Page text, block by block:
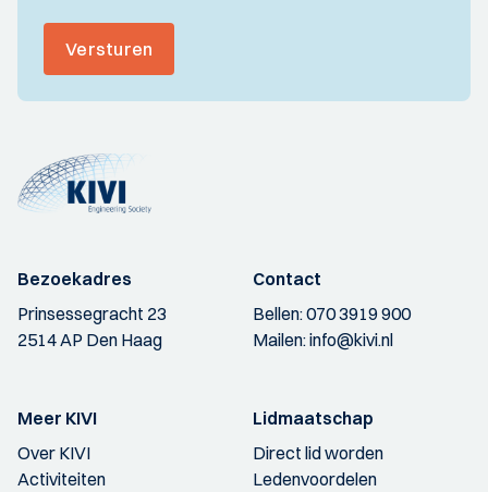
Versturen
Bezoekadres
Prinsessegracht 23
2514 AP Den Haag
Contact
Bellen:070 3919 900
Mailen:info@kivi.nl
Meer KIVI
Over KIVI
Activiteiten
Lidmaatschap
Direct lid worden
Ledenvoordelen